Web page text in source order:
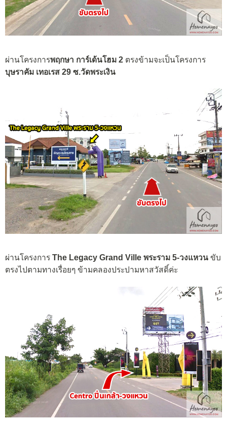
ผ่านโครงการพฤกษา การ์เด้นโฮม 2 ตรงข้ามจะเป็นโครงการ
บุษราคัม เทอเรส 29 ซ.วัดพระเงิน
ผ่านโครงการ The Legacy Grand Ville พระราม 5-วงแหวน ขับ
ตรงไปตามทางเรื่อยๆ ข้ามคลองประปามหาสวัสดิ์ค่ะ